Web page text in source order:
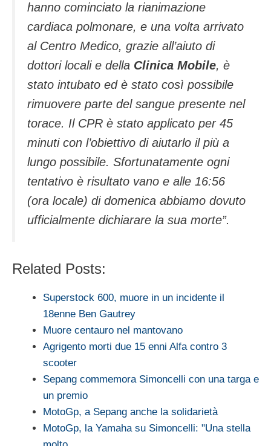
hanno cominciato la rianimazione
cardiaca polmonare, e una volta arrivato
al Centro Medico, grazie all’aiuto di
dottori locali e della Clinica Mobile, è
stato intubato ed è stato così possibile
rimuovere parte del sangue presente nel
torace. Il CPR è stato applicato per 45
minuti con l’obiettivo di aiutarlo il più a
lungo possibile. Sfortunatamente ogni
tentativo è risultato vano e alle 16:56
(ora locale) di domenica abbiamo dovuto
ufficialmente dichiarare la sua morte”.
Related Posts:
Superstock 600, muore in un incidente il
18enne Ben Gautrey
Muore centauro nel mantovano
Agrigento morti due 15 enni Alfa contro 3
scooter
Sepang commemora Simoncelli con una targa e
un premio
MotoGp, a Sepang anche la solidarietà
MotoGp, la Yamaha su Simoncelli: "Una stella